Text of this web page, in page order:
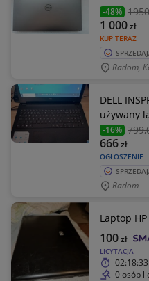
-48% 1950
KUP TERAZ
1 000zł
Radom,
DELL
używany
-16% 799
OGŁOSZENIE
666zł
Radom
Laptop
LICYTACJA
100zł
02:18:33
0 osób